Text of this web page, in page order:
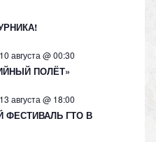
10 августа @ 00:30
ПОЛЁТ»
13 августа @ 18:00
ФЕСТИВАЛЬ ГТО В